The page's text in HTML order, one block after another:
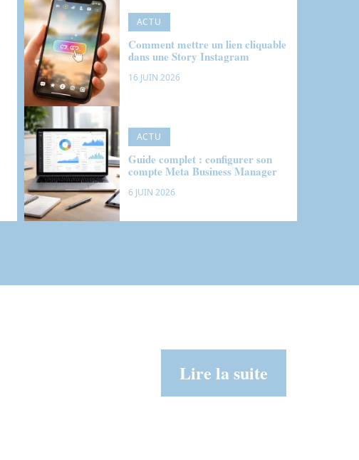
ACTU
Comment mettre un lien cliquable
dans une Story Instagram
16 JUIN 2026
ACTU
Guide complet : configurer son
compte Meta Business Manager
6 JUIN 2026
Lire la suite